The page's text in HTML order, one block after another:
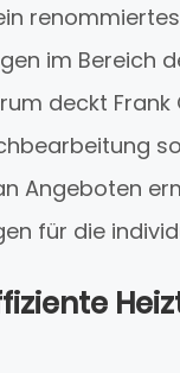
im Bereich
deckt Frank
Angeboten
für die